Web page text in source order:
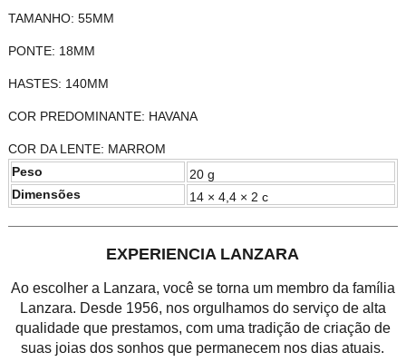
TAMANHO: 55MM
PONTE: 18MM
HASTES: 140MM
COR PREDOMINANTE: HAVANA
COR DA LENTE: MARROM
Peso
20 g
Dimensões
14 × 4,4 × 2 c
EXPERIENCIA LANZARA
Ao escolher a Lanzara, você se torna um membro da família
Lanzara. Desde 1956, nos orgulhamos do serviço de alta
qualidade que prestamos, com uma tradição de criação de
suas joias dos sonhos que permanecem nos dias atuais.